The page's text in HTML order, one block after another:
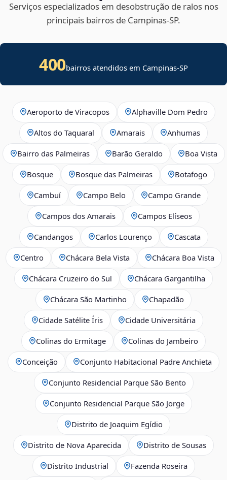
Serviços especializados em desobstrução de ralos nos
principais bairros de Campinas‑SP.
400bairros atendidos em Campinas-SP
Aeroporto de Viracopos Alphaville Dom Pedro
Altos do Taquaral Amarais Anhumas
Bairro das Palmeiras Barão Geraldo Boa Vista
Bosque Bosque das Palmeiras Botafogo
Cambuí Campo Belo Campo Grande
Campos dos Amarais Campos Elíseos
Candangos Carlos Lourenço Cascata
Centro Chácara Bela Vista Chácara Boa Vista
Chácara Cruzeiro do Sul Chácara Gargantilha
Chácara São Martinho Chapadão
Cidade Satélite Íris Cidade Universitária
Colinas do Ermitage Colinas do Jambeiro
Conceição Conjunto Habitacional Padre Anchieta
Conjunto Residencial Parque São Bento
Conjunto Residencial Parque São Jorge
Distrito de Joaquim Egídio
Distrito de Nova Aparecida Distrito de Sousas
Distrito Industrial Fazenda Roseira